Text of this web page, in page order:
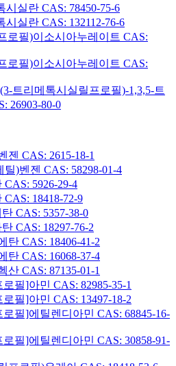
실란 CAS: 78450-75-6
실란 CAS: 132112-76-6
로필)이소시아누레이트 CAS:
로필)이소시아누레이트 CAS:
트리메톡시실릴프로필)-1,3,5-트
26903-80-0
젠 CAS: 2615-18-1
)벤젠 CAS: 58298-01-4
5926-29-4
18418-72-9
CAS: 5357-38-0
CAS: 18297-76-2
탄 CAS: 18406-41-2
탄 CAS: 16068-37-4
산 CAS: 87135-01-1
필]아민 CAS: 82985-35-1
필]아민 CAS: 13497-18-2
필]에틸렌디아민 CAS: 68845-16-
필]에틸렌디아민 CAS: 30858-91-